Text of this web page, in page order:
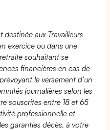
destinée aux Travailleurs
exercice ou dans une
souhaitant se
financières en cas de
le versement d’un
journalières selon les
souscrites entre 18 et 65
professionnelle et
garanties décès, à votre